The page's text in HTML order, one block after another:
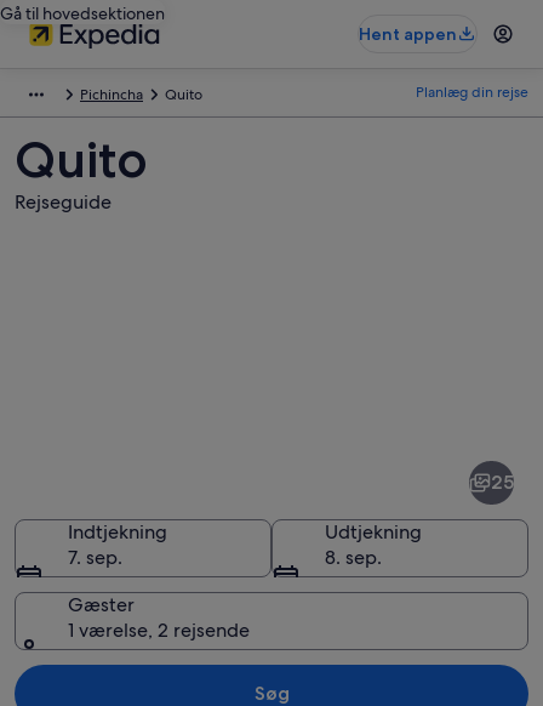
Gå til hovedsektionen
Hent appen
Pichincha Quito Planlæg din rejse
Quito
Rejseguide
Et bybillede med en markant bakke i
25
Indtjekning
7. sep.
Udtjekning
8. sep.
Gæster
1 værelse, 2 rejsende
Søg